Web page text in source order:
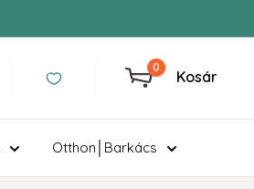
0
Kosár
Otthon│Barkács